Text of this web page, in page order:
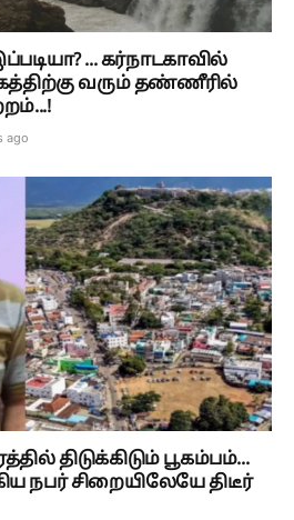
... கர்நாடகாவில்
வரும் தண்ணீரில்
ago
திடுக்கிடும் பூகம்பம்...
நபர் சிறையிலேயே திடீர்